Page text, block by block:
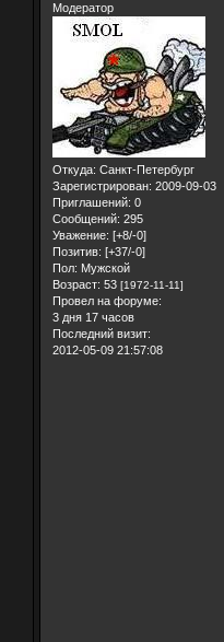
Модератор
Откуда: Санкт-Петербург
Зарегистрирован: 2009-09-03
Приглашений: 0
Сообщений: 295
Уважение: [+8/-0]
Позитив: [+37/-0]
Пол: Мужской
Возраст: 53 [1972-11-11]
Провел на форуме:
3 дня 17 часов
Последний визит:
2012-05-09 21:57:08